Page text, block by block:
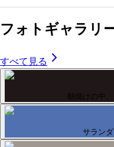
フォトギャラリ
すべて見る
朝焼けの中
サラン